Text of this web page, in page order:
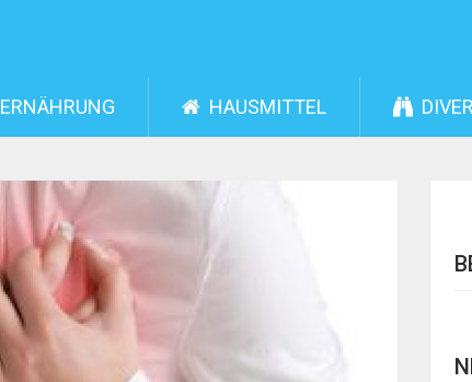
ERNÄHRUNG HAUSMITTEL